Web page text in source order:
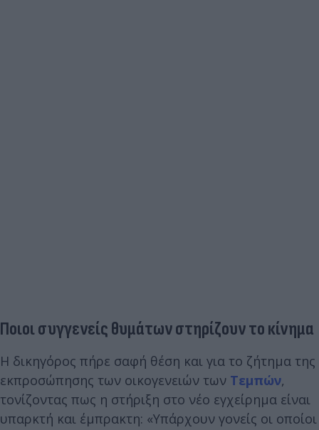
Ποιοι συγγενείς θυμάτων στηρίζουν το κίνημα
Η δικηγόρος πήρε σαφή θέση και για το ζήτημα της
εκπροσώπησης των οικογενειών των Τεμπών,
τονίζοντας πως η στήριξη στο νέο εγχείρημα είναι
υπαρκτή και έμπρακτη: «Υπάρχουν γονείς οι οποίοι